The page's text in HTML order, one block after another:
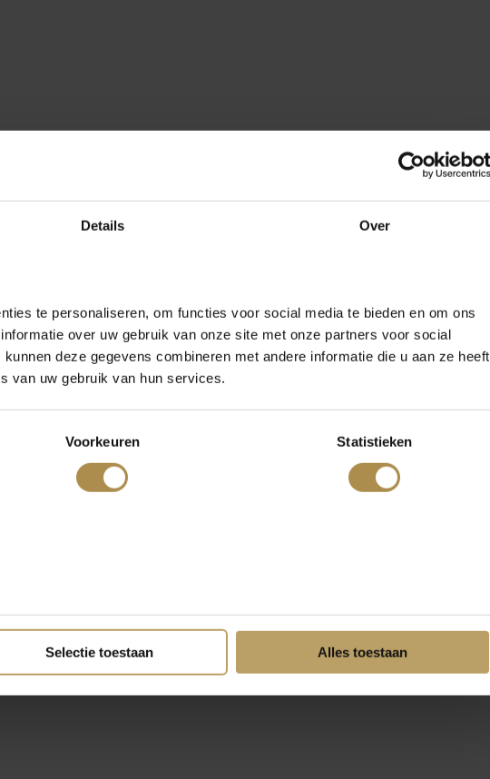
Details Over
te personaliseren, om functies voor social media te bieden en om ons
over uw gebruik van onze site met onze partners voor social
deze gegevens combineren met andere informatie die u aan ze heeft
van uw gebruik van hun services.
Voorkeuren Statistieken
Selectie toestaan Alles toestaan